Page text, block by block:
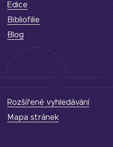
Edice
Bibliofilie
Blog
Rozšířené vyhledávání
Mapa stránek